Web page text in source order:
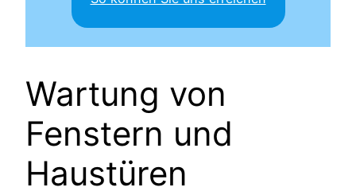
Wartung von
Fenstern und
Haustüren